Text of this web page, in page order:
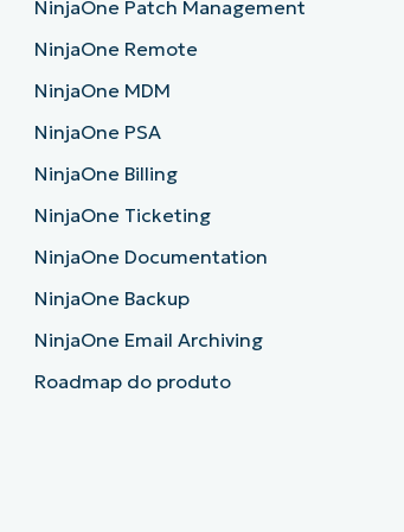
NinjaOne Patch Management
NinjaOne Remote
NinjaOne MDM
NinjaOne PSA
NinjaOne Billing
NinjaOne Ticketing
NinjaOne Documentation
NinjaOne Backup
NinjaOne Email Archiving
Roadmap do produto